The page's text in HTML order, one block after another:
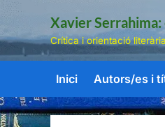
Skip
content
Xavier Serrahima:
Crítica i orientació
Inici Autors/es i